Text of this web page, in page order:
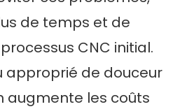
de temps et de
CNC initial.
approprié de douceur
augmente les coûts